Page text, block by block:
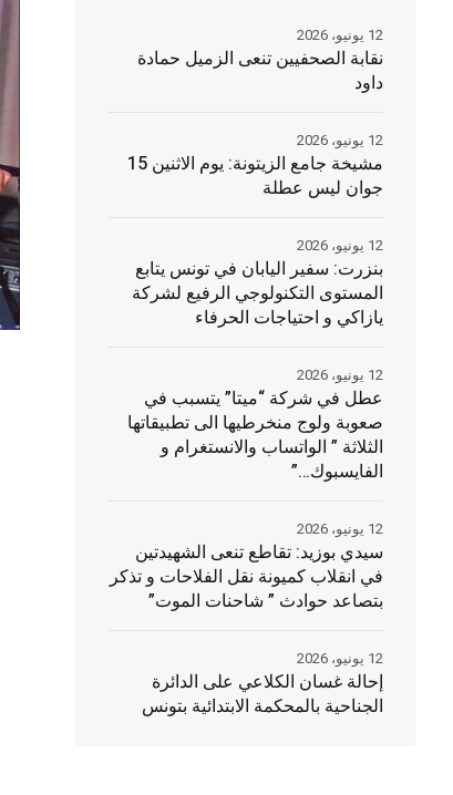
نقابة الصحفيين تنعى الزميل حمادة
داود
12 يونيو، 2026
مشيخة جامع الزيتونة: يوم الاثنين 15
جوان ليس عطلة
12 يونيو، 2026
بنزرت: سفير اليابان في تونس يتابع
المستوى التكنولوجي الرفيع لشركة
يازاكي و احتياجات الحرفاء
12 يونيو، 2026
عطل في شركة “ميتا” يتسبب في
صعوبة ولوج منخرطيها الى تطبيقاتها
الثلاثة ” الواتساب والانستغرام و
الفايسبوك…”
12 يونيو، 2026
سيدي بوزيد: تقاطع تنعى الشهيدتين
في انقلاب كميونة نقل الفلاحات و تذكر
بتصاعد حوادث ” شاحنات الموت”
12 يونيو، 2026
إحالة غسان الكلاعي على الدائرة
الجناحية بالمحكمة الابتدائية بتونس
12 يونيو، 2026